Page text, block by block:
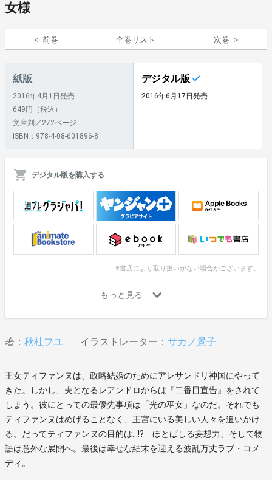
女様
前巻 全巻リスト 次巻
紙版
2016年4月1日発売
649円（税込）
文庫判／272ページ
ISBN：978-4-08-601896-8
デジタル版
2016年6月17日発売
デジタル版を購入する
※書店により取り扱いがない場合がございます。
著： 秋杜フユ イラストレーター： サカノ景子
王女ティファンヌは、政略結婚のためにアレサンドリ神国にやって
きた。しかし、夫となるレアンドロからは『二番目宣告』をされて
しまう。彼にとっての最優先事項は「光の巫女」なのだ。それでも
ティファンヌはめげることなく、王宮にいる美しい人々を追いかけ
る。だってティファンヌの目的は…!? ほとばしる妄想力、そして物
語は意外な展開へ。最後は幸せな結末を迎える波乱万丈ラブ・コメ
ディ。